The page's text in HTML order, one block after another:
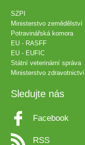
SZPI
Ministerstvo zemědělství
Potravinářská komora
EU - RASFF
EU - EUFIC
Státní veterinární správa
Ministerstvo zdravotnictví
Sledujte nás
Facebook
RSS